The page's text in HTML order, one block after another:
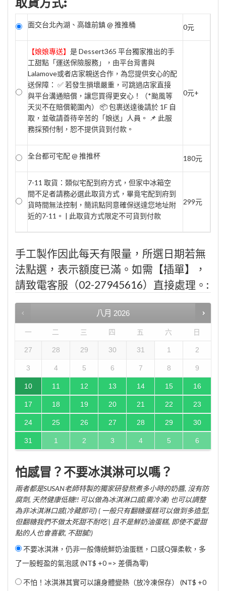
取貨方式:
面交台北內湖、高雄前鎮 @ 推推桶 0元
【娘娘專送】 是 Dessert365 平台獨家推出的手
工甜點「運送保險服務」，由平台背書與
Lalamove或者店家親送合作，為您提供安心的配
送保障： ✅ 若發生損壞嚴重，可跳過店家直接
與平台溝通賠償，讓您買得更安心！（*颱風等
天災不在賠償範圍內） 📦 包裹送達後請於 1F 自
取，並敬請善待辛苦的「娘送」人員。 📌 此服
務採預付制，恕不提供貨到付款。
0元+
全台都可宅配 @ 推推杯 180元
7-11 取貨：類似宅配到府方式，但家中冰箱空
間不足者請務必選此取貨方式，畢竟宅配到府到
貨時間無法控制，簡訊點同意確保送達您地址附
近的7-11。 | 此取貨方式限定不可貨到付款
299元
手工製作因此每天有限量，所選日期若無
法點選，表示額度已滿。如需【插單】，
請致電客服（02-27945616）直接處理。:
八月 2026
一 二 三 四 五 六 日
27 28 29 30 31 1 2
3 4 5 6 7 8 9
10 11 12 13 14 15 16
17 18 19 20 21 22 23
24 25 26 27 28 29 30
31 1 2 3 4 5 6
怕感冒？不要冰淇淋可以嗎？
兩者都是SUSAN老師特製的獨家研發熬煮多小時的奶醬, 沒有防
腐劑, 天然健康低糖!! 可以做為冰淇淋口感(需冷凍) 也可以調整
為非冰淇淋口感(冷藏即可) ( 一般只有翻糖蛋糕可以做到多造型,
但翻糖我們不做太死甜不耐吃 | 且不是鮮奶油蛋糕, 即使不愛甜
點的人也會喜歡, 不甜膩!)
不要冰淇淋，仍非一般傳統鮮奶油蛋糕，口感Q彈柔軟，多
了一股輕盈的氣泡感 (NT$ +0 => 差價為零)
不怕！冰淇淋其實可以讓身體變熱（放冷凍保存） (NT$ +0